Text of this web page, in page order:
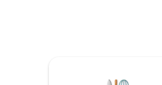
opremljena kuhinja -